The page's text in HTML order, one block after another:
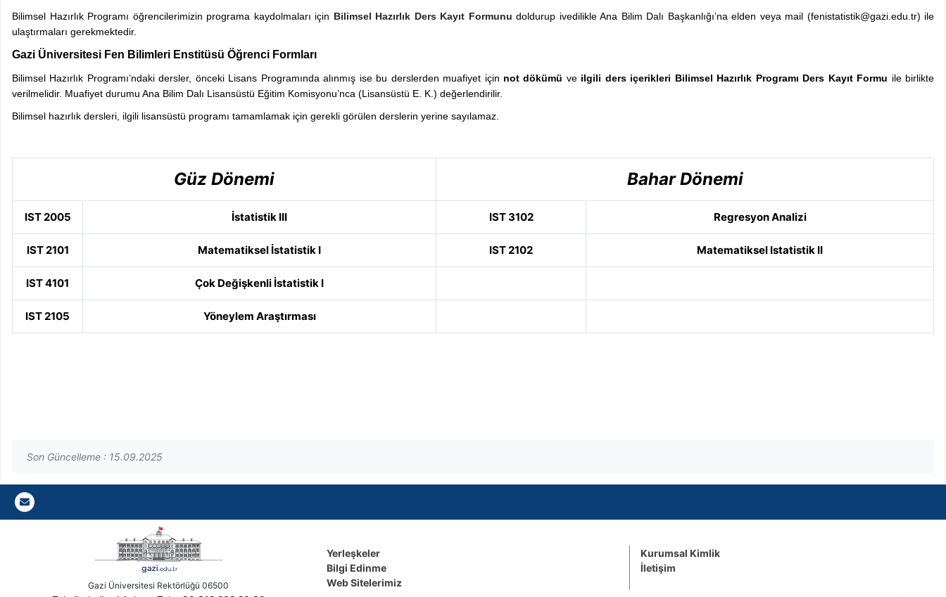
Bilimsel Hazırlık Programı öğrencilerimizin programa kaydolmaları için Bilimsel Hazırlık Ders Kayıt Formunu doldurup ivedilikle Ana Bilim Dalı Başkanlığı’na elden veya mail (fenistatistik@gazi.edu.tr) ile
ulaştırmaları gerekmektedir.
Gazi Üniversitesi Fen Bilimleri Enstitüsü Öğrenci Formları
Bilimsel Hazırlık Programı’ndaki dersler, önceki Lisans Programında alınmış ise bu derslerden muafiyet için not dökümü ve ilgili ders içerikleri Bilimsel Hazırlık Programı Ders Kayıt Formu ile birlikte
verilmelidir. Muafiyet durumu Ana Bilim Dalı Lisansüstü Eğitim Komisyonu’nca (Lisansüstü E. K.) değerlendirilir.
Bilimsel hazırlık dersleri, ilgili lisansüstü programı tamamlamak için gerekli görülen derslerin yerine sayılamaz.
Güz Dönemi Bahar Dönemi
IST 2005 İstatistik III IST 3102 Regresyon Analizi
IST 2101 Matematiksel İstatistik I IST 2102 Matematiksel Istatistik II
IST 4101 Çok Değişkenli İstatistik I
IST 2105 Yöneylem Araştırması
Son Güncelleme : 15.09.2025
Gazi E-Mail
Gazi Üniversitesi Rektörlüğü 06500
Yerleşkeler
Bilgi Edinme
Web Sitelerimiz
Kurumsal Kimlik
İletişim